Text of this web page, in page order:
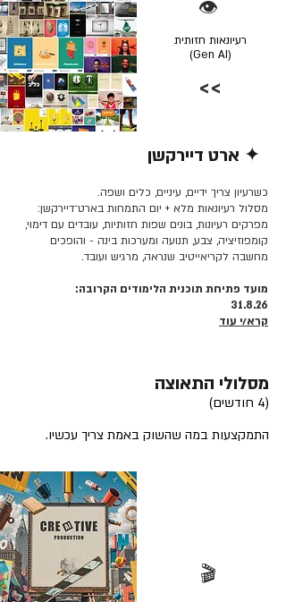
👁️
רעיונאות חזותית
(Gen AI)
>>
✦ ארט דיירקשן
כשרעיון צריך ידיים, עיניים, כלים ושפה.
מסלול רעיונאות מלא + יום התמחות בארט־דיירקשן:
מפרקים רעיונות, בונים שפות חזותיות, עובדים עם דימוי,
קומפוזיציה, צבע, תנועה ומערכות בינה - והופכים
מחשבה לקריאייטיב שנראה, מרגיש ועובד.
מועד פתיחת תוכנית הלימודים הקרובה:
31.8.26
קרא/י עוד
מסלולי התאוצה
(4 חודשים)
התמקצעות במה שהשוק באמת צריך עכשיו.
🎬